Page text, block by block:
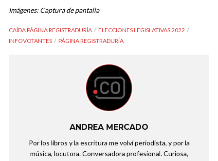
Imágenes: Captura de pantalla
CAÍDA PÁGINA REGISTRADURÍA
ELECCIONES LEGISLATIVAS 2022
INFOVOTANTES
PÁGINA REGISTRADURÍA
ANDREA MERCADO
Por los libros y la escritura me volví periodista, y por la
música, locutora. Conversadora profesional. Curiosa,